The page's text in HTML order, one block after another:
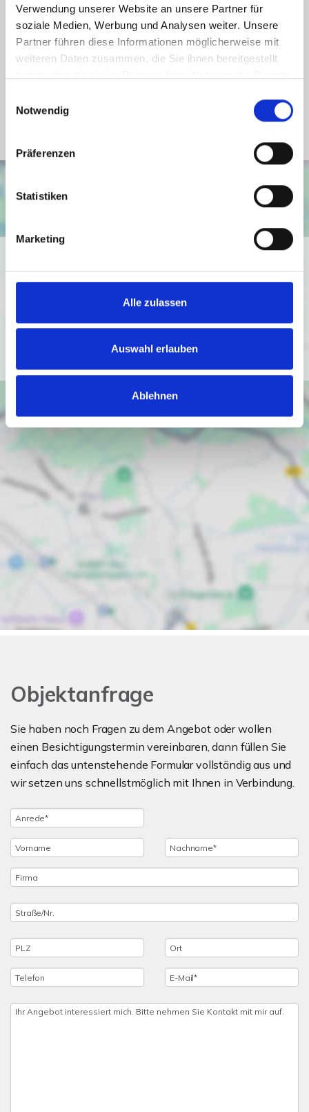
Verwendung unserer Website an unsere Partner für
soziale Medien, Werbung und Analysen weiter. Unsere
Partner führen diese Informationen möglicherweise mit
weiteren Daten zusammen, die Sie ihnen bereitgestellt
Notwendig
Präferenzen
Statistiken
Marketing
Alle zulassen
Auswahl erlauben
Ablehnen
Energieausweis Jahrgang
ab dem 1.5.2014
Energieausweis Werteklasse
A_PLUS
Energieausweis Baujahr
2024
Befeuerung
angezeigt werden. Es gelten die
https://policies.google.com/privacy
Ich bin einverstanden
Objektanfrage
Sie haben noch Fragen zu dem Angebot oder wollen
einen Besichtigungstermin vereinbaren, dann füllen Sie
einfach das untenstehende Formular vollständig aus und
wir setzen uns schnellstmöglich mit Ihnen in Verbindung.